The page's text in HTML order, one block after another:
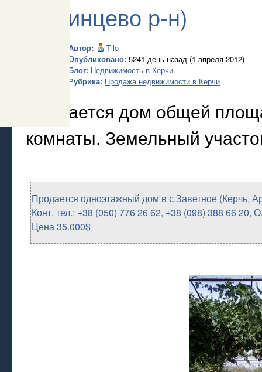
Аршинцево р-н)
Автор:
Tilo
Опубликовано: 5241 день назад (1 апреля 2012)
Блог: Недвижимость в Керчи
Рубрика: Продажа недвижимости в Керчи
Продается дом общей
комнаты. Земельный
Продается одноэтажный дом в с.Заветное (Керчь,
Конт. тел.: +38 (050) 776 26 62, +38 (098) 388 66 20,
Цена 35.000$